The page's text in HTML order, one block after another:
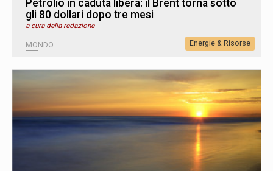
Petrolio in caduta libera: il Brent torna sotto
gli 80 dollari dopo tre mesi
a cura della redazione
MONDO Energie & Risorse